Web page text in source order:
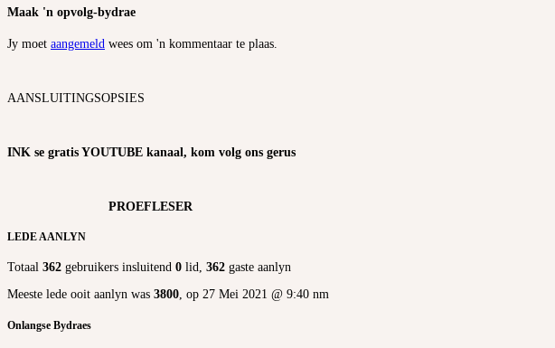
Maak 'n opvolg-bydrae
Jy moet aangemeld wees om 'n kommentaar te plaas.
AANSLUITINGSOPSIES
INK se gratis YOUTUBE kanaal, kom volg ons gerus
PROEFLESER
LEDE AANLYN
Totaal 362 gebruikers insluitend 0 lid, 362 gaste aanlyn
Meeste lede ooit aanlyn was 3800, op 27 Mei 2021 @ 9:40 nm
Onlangse Bydraes